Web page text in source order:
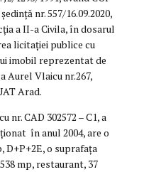
nr. 557/16.09.2020,
a II-a Civila, în dosarul
licitației publice cu
imobil reprezentat de
Aurel Vlaicu nr.267,
Arad.
CAD 302572 – C1, a
în anul 2004, are o
D+P+2E, o suprafața
mp, restaurant, 37